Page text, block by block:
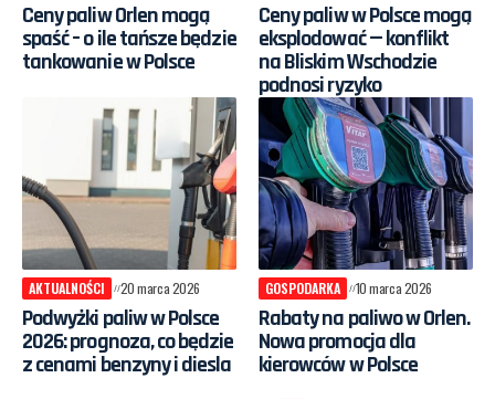
Ceny paliw Orlen mogą
spaść – o ile tańsze będzie
tankowanie w Polsce
Ceny paliw w Polsce mogą
eksplodować — konflikt
na Bliskim Wschodzie
podnosi ryzyko
AKTUALNOŚCI 20 marca 2026
Podwyżki paliw w Polsce
2026: prognoza, co będzie
z cenami benzyny i diesla
GOSPODARKA 10 marca 2026
Rabaty na paliwo w Orlen.
Nowa promocja dla
kierowców w Polsce